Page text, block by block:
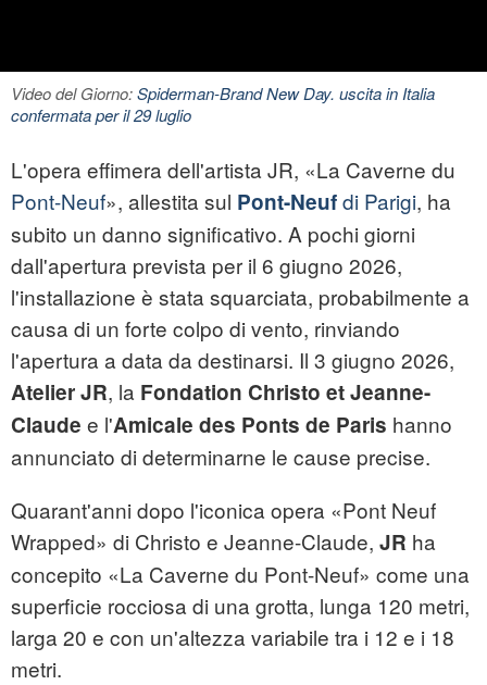
Video del Giorno:Spiderman-Brand New Day. uscita in Italia
confermata per il 29 luglio
L'opera effimera dell'artista JR, «La Caverne du
Pont-Neuf», allestita sul Pont-Neufdi Parigi, ha
subito un danno significativo. A pochi giorni
dall'apertura prevista per il 6 giugno 2026,
l'installazione è stata squarciata, probabilmente a
causa di un forte colpo di vento, rinviando
l'apertura a data da destinarsi. Il 3 giugno 2026,
Atelier JR, la Fondation Christo et Jeanne-
Claude e l'Amicale des Ponts de Paris hanno
annunciato di determinarne le cause precise.
Quarant'anni dopo l'iconica opera «Pont Neuf
Wrapped» di Christo e Jeanne-Claude, JR ha
concepito «La Caverne du Pont-Neuf» come una
superficie rocciosa di una grotta, lunga 120 metri,
larga 20 e con un'altezza variabile tra i 12 e i 18
metri.